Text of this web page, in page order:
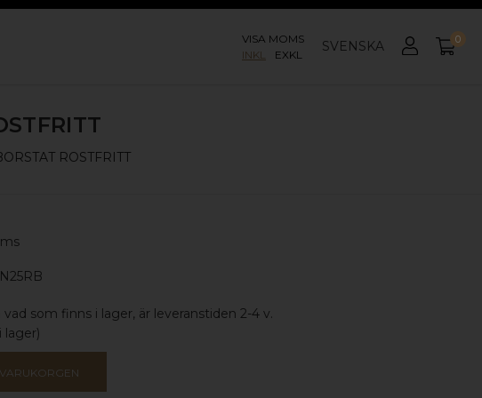
VISA MOMS
INKL
EXKL SVENSKA 0
ROSTFRITT
som finns i lager, är leveranstiden 2-4 v.
i lager)